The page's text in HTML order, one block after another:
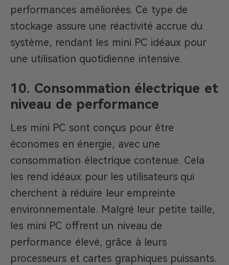
performances améliorées. Ce type de
stockage assure une réactivité accrue du
système, rendant les mini PC idéaux pour
une utilisation quotidienne intensive.
10. Consommation électrique et
niveau de performance
Les mini PC sont conçus pour être
économes en énergie, avec une
consommation électrique contenue. Cela
les rend idéaux pour les utilisateurs qui
cherchent à réduire leur empreinte
environnementale. Malgré leur petite taille,
les mini PC offrent un niveau de
performance élevé, grâce à leurs
processeurs et cartes graphiques puissants.